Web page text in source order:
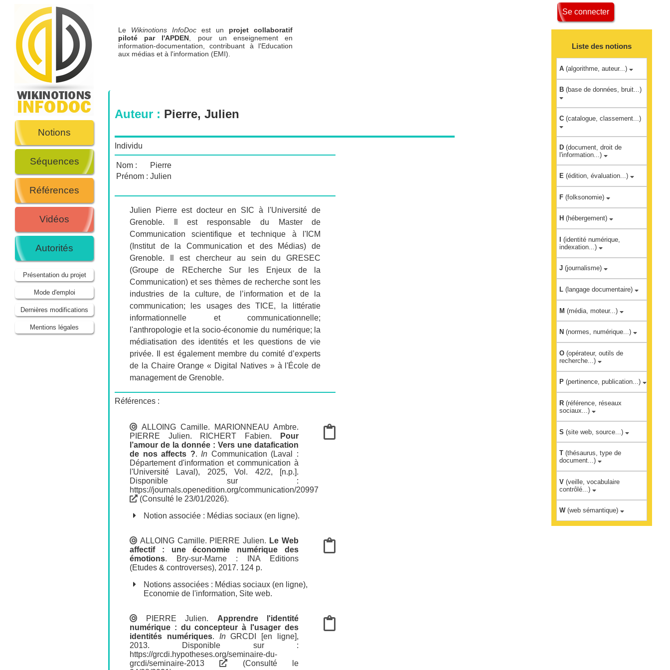
Notions
Séquences
Références
Vidéos
Autorités
Présentation du projet
Mode d'emploi
Dernières modifications
Mentions légales
Le Wikinotions InfoDoc est un projet collaboratif
piloté par l'APDEN, pour un enseignement en
information-documentation, contribuant à l'Education
aux médias et à l'information (EMI).
Auteur : Pierre, Julien
Individu
Nom :
Pierre
Prénom : Julien
Julien Pierre est docteur en SIC à l'Université de
Grenoble. Il est responsable du Master de
Communication scientifique et technique à l'ICM
(Institut de la Communication et des Médias) de
Grenoble. Il est chercheur au sein du GRESEC
(Groupe de REcherche Sur les Enjeux de la
Communication) et ses thèmes de recherche sont les
industries de la culture, de l’information et de la
communication; les usages des TICE, la littératie
informationnelle et communicationnelle;
l'anthropologie et la socio-économie du numérique; la
médiatisation des identités et les questions de vie
privée. Il est également membre du comité d’experts
de la Chaire Orange « Digital Natives » à l'École de
management de Grenoble.
Références :
ALLOING Camille. MARIONNEAU Ambre.
PIERRE Julien. RICHERT Fabien.
Pour
l’amour de la donnée : Vers une datafication
de nos affects ?. In Communication (Laval :
Département d'information et communication à
l'Université Laval), 2025, Vol. 42/2, [n.p.].
Disponible sur :
https://journals.openedition.org/communication/20997
(Consulté le 23/01/2026).
Notion associée : Médias sociaux (en ligne).
ALLOING Camille. PIERRE Julien. Le Web
affectif : une économie numérique des
émotions.
Bry-sur-Marne : INA Editions
(Etudes & controverses), 2017. 124 p.
Notions associées : Médias sociaux (en ligne),
Economie de l'information, Site web.
PIERRE Julien. Apprendre l'identité
numérique : du concepteur à l'usager des
identités numériques. InGRCDI [en ligne],
2013. Disponible sur :
https://grcdi.hypotheses.org/seminaire-du-
grcdi/seminaire-2013
(Consulté le
Se connecter
Liste des notions
A(algorithme, auteur...)
B(base de données, bruit...)
C(catalogue, classement...)
D(document, droit de
l'information...)
E(édition, évaluation...)
F(folksonomie)
H (hébergement)
(identité numérique,
indexation...)
J(journalisme)
L(langage documentaire)
M (média, moteur...)
N (normes, numérique...)
O(opérateur, outils de
recherche...)
P(pertinence, publication...)
R(référence, réseaux
sociaux...)
S (site web, source...)
T(thésaurus, type de
document...)
V(veille, vocabulaire
contrôlé...)
W(web sémantique)